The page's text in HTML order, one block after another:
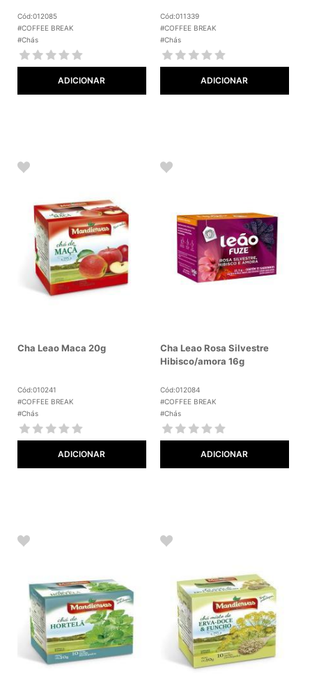
Cód:012085
#COFFEE BREAK
#Chás
ADICIONAR
Cód:011339
#COFFEE BREAK
#Chás
ADICIONAR
Cha Leao Maca 20g
Cód:010241
#COFFEE BREAK
#Chás
ADICIONAR
Cha Leao Rosa Silvestre
Hibisco/amora 16g
Cód:012084
#COFFEE BREAK
#Chás
ADICIONAR